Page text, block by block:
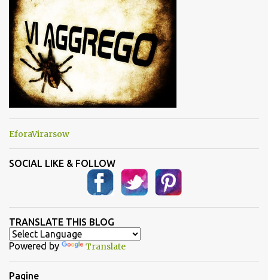
i
EforaVirarsow
SOCIAL LIKE & FOLLOW
TRANSLATE THIS BLOG
Powered by Translate
Pagine